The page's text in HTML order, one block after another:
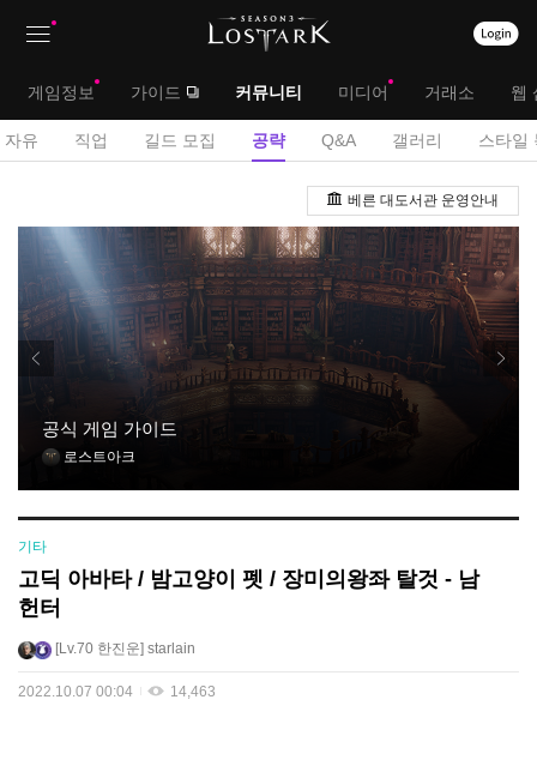
뉴
대
메
게임정보 가이드 커뮤니티 미디어 거래소 웹
서
메
뉴
자유 직업 길드 모집 공략 Q&A 갤러리 스타일
략
판
베른 대도서관 운영안내
공식 게임 가이드
로스트아크
기타
고딕 아바타 / 밤고양이 펫 / 장미의왕좌 탈것 - 남
헌터
Lv.70 한진운 starlain
2022.10.07 00:04 14,463